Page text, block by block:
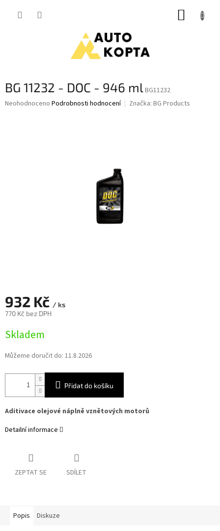
BG 11232 - DOC - 946 mlBG11232
Průměrné
Neohodnoceno Podrobnosti hodnocení Značka: BG Products
932 Kč / ks
770 Kč bez DPH
cena:
Skladem
Můžeme doručit do: 11.8.2026
Přidat do košíku
Aditivace olejové náplně vznětových motorů
Detailní informace
ZEPTAT SE SDÍLET
Popis Diskuze